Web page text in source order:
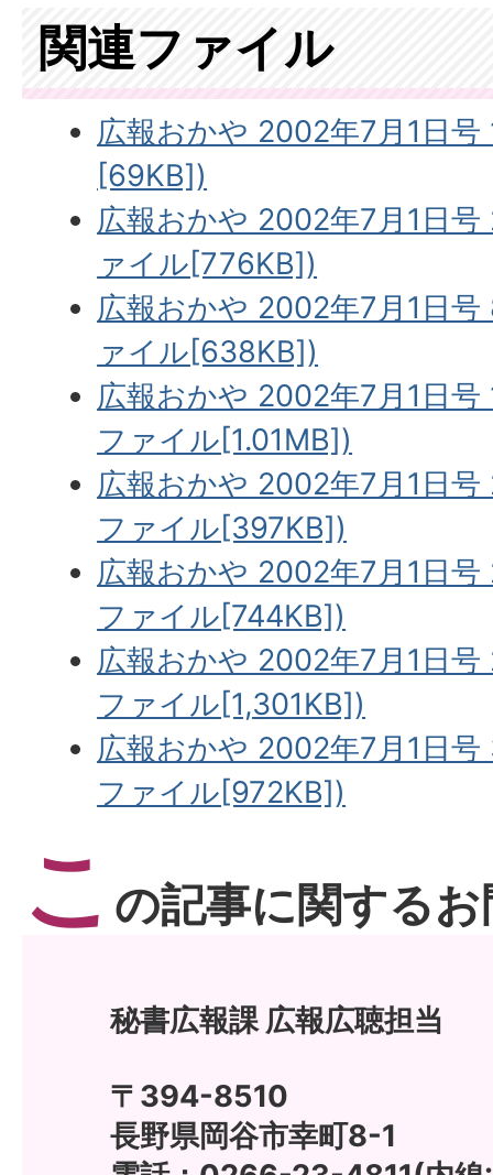
関連ファイル
広報おかや 2002年7月1日
[69KB])
広報おかや 2002年7月1日
ァイル[776KB])
広報おかや 2002年7月1日
ァイル[638KB])
広報おかや 2002年7月1日
ファイル[1.01MB])
広報おかや 2002年7月1日
ファイル[397KB])
広報おかや 2002年7月1日
ファイル[744KB])
広報おかや 2002年7月1日
ファイル[1,301KB])
広報おかや 2002年7月1日
ファイル[972KB])
こ の記事に関する
秘書広報課 広報広聴担当
〒394-8510
長野県岡谷市幸町8-1